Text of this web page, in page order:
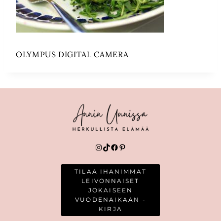
OLYMPUS DIGITAL CAMERA
Instagram
TikTok
Facebook
Pinterest
TILAA IHANIMMAT
LEIVONNAISET
JOKAISEEN
VUODENAIKAAN -
KIRJA